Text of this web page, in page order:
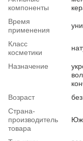
компоненты
Время
применения
Класс
косметики
Назначение
Возраст
Страна-
производитель
товара